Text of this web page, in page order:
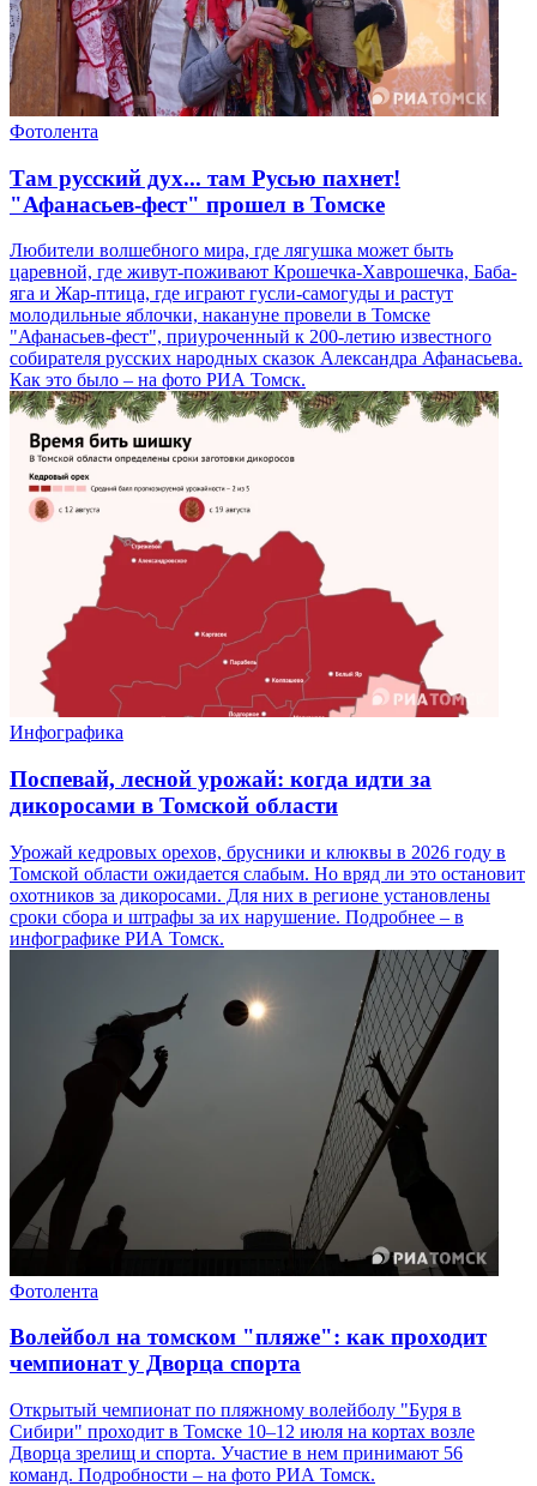
Фотолента
Там русский дух... там Русью пахнет!
"Афанасьев-фест" прошел в Томске
Любители волшебного мира, где лягушка может быть
царевной, где живут-поживают Крошечка-Хаврошечка, Баба-
яга и Жар-птица, где играют гусли-самогуды и растут
молодильные яблочки, накануне провели в Томске
"Афанасьев-фест", приуроченный к 200-летию известного
собирателя русских народных сказок Александра Афанасьева.
Как это было – на фото РИА Томск.
Инфографика
Поспевай, лесной урожай: когда идти за
дикоросами в Томской области
Урожай кедровых орехов, брусники и клюквы в 2026 году в
Томской области ожидается слабым. Но вряд ли это остановит
охотников за дикоросами. Для них в регионе установлены
сроки сбора и штрафы за их нарушение. Подробнее – в
инфографике РИА Томск.
Фотолента
Волейбол на томском "пляже": как проходит
чемпионат у Дворца спорта
Открытый чемпионат по пляжному волейболу "Буря в
Сибири" проходит в Томске 10–12 июля на кортах возле
Дворца зрелищ и спорта. Участие в нем принимают 56
команд. Подробности – на фото РИА Томск.